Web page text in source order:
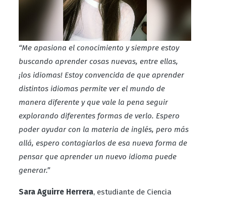
“Me apasiona el conocimiento y siempre estoy
buscando aprender cosas nuevas, entre ellas,
¡los idiomas! Estoy convencida de que aprender
distintos idiomas permite ver el mundo de
manera diferente y que vale la pena seguir
explorando diferentes formas de verlo. Espero
poder ayudar con la materia de inglés, pero más
allá, espero contagiarlos de esa nueva forma de
pensar que aprender un nuevo idioma puede
generar.”
Sara Aguirre Herrera, estudiante de Ciencia